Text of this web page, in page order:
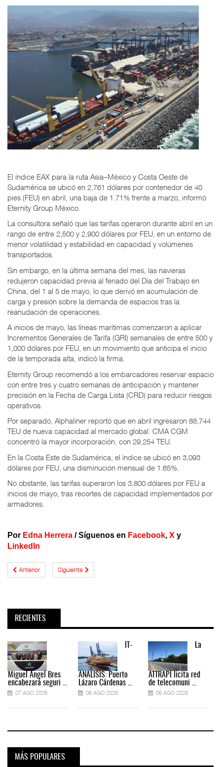
El índice EAX para la ruta Asia–México y Costa Oeste de
Sudamérica se ubicó en 2,761 dólares por contenedor de 40
pies (FEU) en abril, una baja de 1.71% frente a marzo, informó
Eternity Group México.
La consultora señaló que las tarifas operaron durante abril en un
rango de entre 2,500 y 2,900 dólares por FEU, en un entorno de
menor volatilidad y estabilidad en capacidad y volúmenes
transportados.
Sin embargo, en la última semana del mes, las navieras
redujeron capacidad previa al feriado del Día del Trabajo en
China, del 1 al 5 de mayo, lo que derivó en acumulación de
carga y presión sobre la demanda de espacios tras la
reanudación de operaciones.
A inicios de mayo, las líneas marítimas comenzaron a aplicar
Incrementos Generales de Tarifa (GRI) semanales de entre 500 y
1,000 dólares por FEU, en un movimiento que anticipa el inicio
de la temporada alta, indicó la firma.
Eternity Group recomendó a los embarcadores reservar espacio
con entre tres y cuatro semanas de anticipación y mantener
precisión en la Fecha de Carga Lista (CRD) para reducir riesgos
operativos.
Por separado, Alphaliner reportó que en abril ingresaron 88,744
TEU de nueva capacidad al mercado global. CMA CGM
concentró la mayor incorporación, con 29,254 TEU.
En la Costa Este de Sudamérica, el índice se ubicó en 3,093
dólares por FEU, una disminución mensual de 1.65%.
No obstante, las tarifas superaron los 3,800 dólares por FEU a
inicios de mayo, tras recortes de capacidad implementados por
armadores.
Por Edna Herrera /Síguenos en Facebook, X y
LinkedIn
Anterior Siguiente
RECIENTES
Miguel Ángel Bres
encabezará seguri ...
07 AGO 2026
IT-
ANÁLISIS: Puerto
Lázaro Cárdenas ...
06 AGO 2026
La
ATTRAPI licita red
de telecomuni ...
06 AGO 2026
MÁS POPULARES